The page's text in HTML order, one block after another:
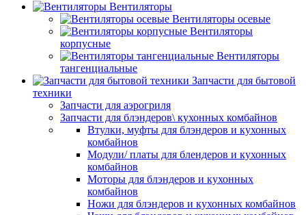
Вентиляторы
Вентиляторы осевые
Вентиляторы
корпусные
Вентиляторы
тангенциальные
Запчасти для бытовой
техники
Запчасти для аэрогриля
Запчасти для блэндеров\ кухонных комбайнов
Втулки, муфты для блэндеров и кухонных
комбайнов
Модули/ платы для блендеров и кухонных
комбайнов
Моторы для блэндеров и кухонных
комбайнов
Ножи для блэндеров и кухонных комбайнов